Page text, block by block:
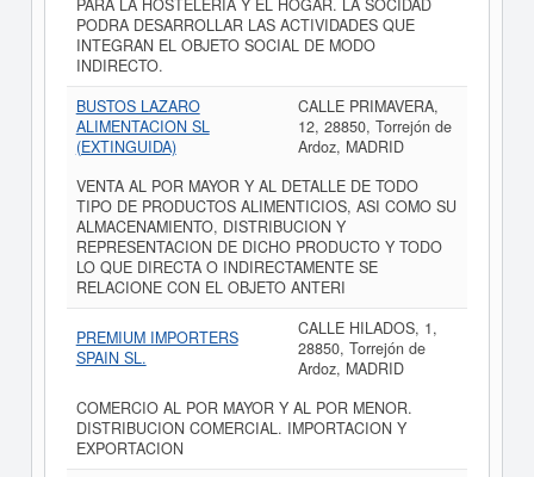
PARA LA HOSTELERIA Y EL HOGAR. LA SOCIDAD
PODRA DESARROLLAR LAS ACTIVIDADES QUE
INTEGRAN EL OBJETO SOCIAL DE MODO
INDIRECTO.
BUSTOS LAZARO
ALIMENTACION SL
(EXTINGUIDA)
CALLE PRIMAVERA,
12, 28850, Torrejón de
Ardoz, MADRID
VENTA AL POR MAYOR Y AL DETALLE DE TODO
TIPO DE PRODUCTOS ALIMENTICIOS, ASI COMO SU
ALMACENAMIENTO, DISTRIBUCION Y
REPRESENTACION DE DICHO PRODUCTO Y TODO
LO QUE DIRECTA O INDIRECTAMENTE SE
RELACIONE CON EL OBJETO ANTERI
PREMIUM IMPORTERS
SPAIN SL.
CALLE HILADOS, 1,
28850, Torrejón de
Ardoz, MADRID
COMERCIO AL POR MAYOR Y AL POR MENOR.
DISTRIBUCION COMERCIAL. IMPORTACION Y
EXPORTACION